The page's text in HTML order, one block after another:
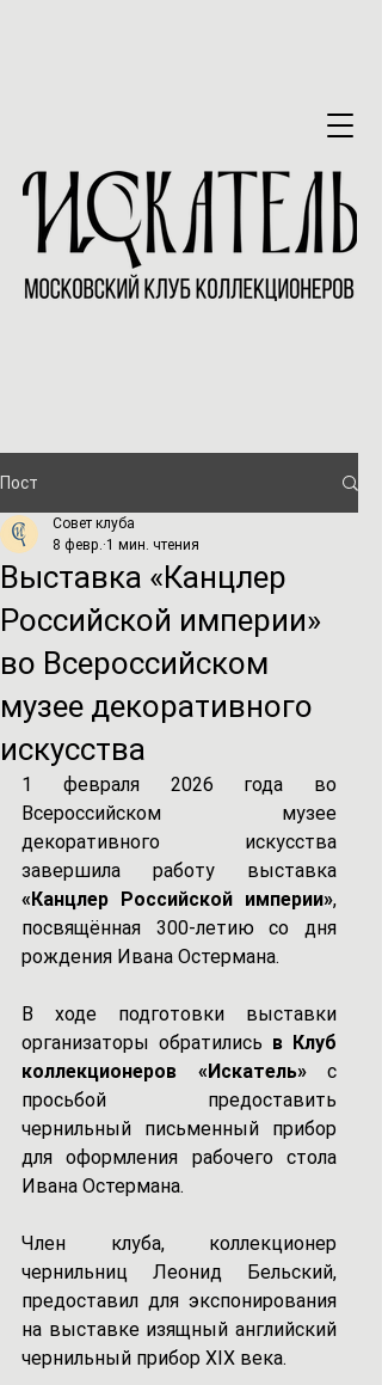
Пост
Выставка «Канцлер
Российской империи»
во Всероссийском
музее декоративного
искусства
Совет клуба
8 февр. 1 мин. чтения
1 февраля 2026 года во
Всероссийском музее
декоративного искусства
завершила работу выставка
«Канцлер Российской империи»,
посвящённая 300-летию со дня
рождения Ивана Остермана.
В ходе подготовки выставки
организаторы обратились в Клуб
коллекционеров «Искатель» с
просьбой предоставить
чернильный письменный прибор
для оформления рабочего стола
Ивана Остермана.
Член клуба, коллекционер
чернильниц Леонид Бельский,
предоставил для экспонирования
на выставке изящный английский
чернильный прибор XIX века.